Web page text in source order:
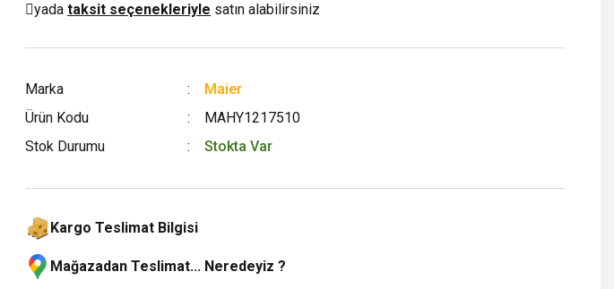
yada taksit seçenekleriyle satın alabilirsiniz
Marka
Maier
Ürün Kodu
MAHY1217510
Stok Durumu
Stokta Var
Kargo Teslimat Bilgisi
Mağazadan Teslimat... Neredeyiz ?